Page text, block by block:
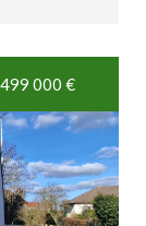
499 000 €